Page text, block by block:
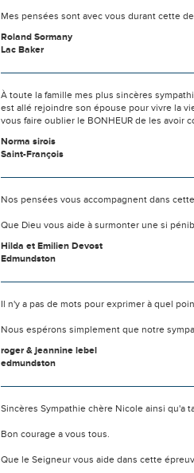
Mes pensées sont avec vous durant cette
Roland Sormany
Lac Baker
À toute la famille mes plus sincères
est allé rejoindre son épouse pour vivre la
vous faire oublier le BONHEUR de les avoir
Norma sirois
Saint-François
Nos pensées vous accompagnent dans
Que Dieu vous aide à surmonter une si
Hilda et Emilien Devost
Edmundston
Il n'y a pas de mots pour exprimer à quel
Nous espérons simplement que notre
roger & jeannine lebel
edmundston
Sincères Sympathie chère Nicole ainsi qu'a
Bon courage a vous tous.
Que le Seigneur vous aide dans cette